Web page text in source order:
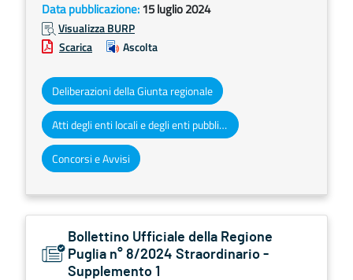
Data pubblicazione:15 luglio 2024
Visualizza BURP
Scarica
Ascolta
Deliberazioni della Giunta regionale
Atti degli enti locali e degli enti pubblici e privati
Concorsi e Avvisi
Bollettino Ufficiale della Regione
Puglia n° 8/2024 Straordinario -
Supplemento 1